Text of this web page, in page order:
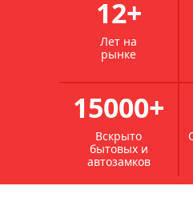
12+
Лет на
рынке
15000+
Вскрыто
бытовых и
автозамков